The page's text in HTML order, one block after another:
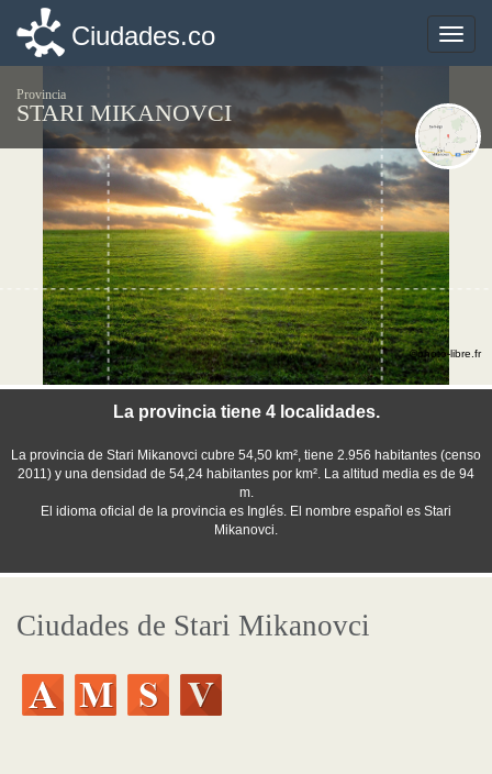
Toggle
Ciudades.co
Provincia
STARI MIKANOVCI
La provincia tiene 4 localidades.
La provincia de Stari Mikanovci cubre 54,50 km², tiene 2.956 habitantes (censo
2011) y una densidad de 54,24 habitantes por km². La altitud media es de 94
m.
El idioma oficial de la provincia es Inglés. El nombre español es Stari
Mikanovci.
©photo-libre.fr
Ciudades de Stari Mikanovci
Toggle
Ciudades.co